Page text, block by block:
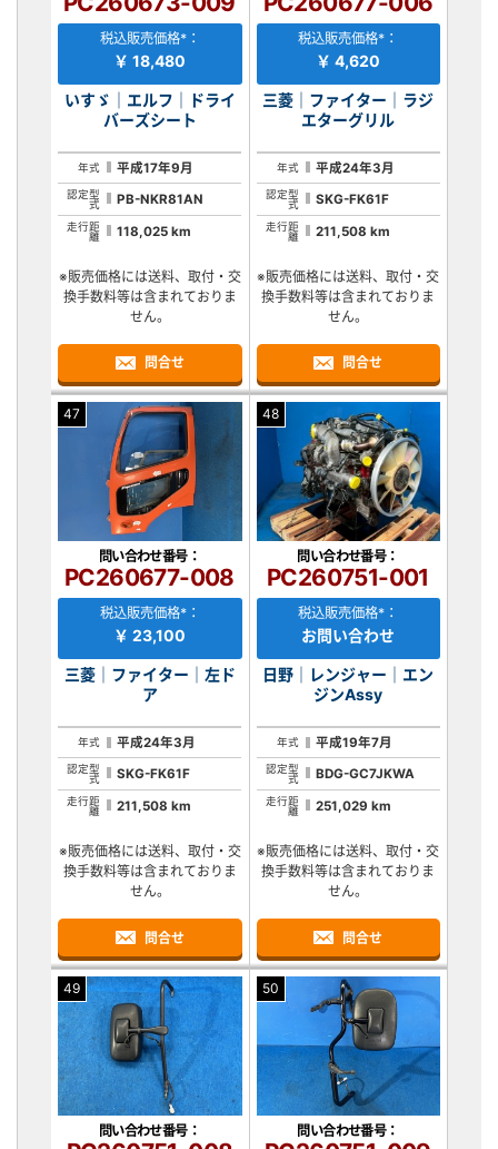
税込販売価格*：
￥ 18,480
いすゞ｜エルフ｜ドライ
バーズシート
年式 平成17年9月
認定型
式
PB-NKR81AN
走行距
離
118,025 km
※販売価格には送料、取付・交
換手数料等は含まれておりま
せん。
問合せ
税込販売価格*：
￥ 4,620
三菱｜ファイター｜ラジ
エターグリル
年式 平成24年3月
認定型
式
SKG-FK61F
走行距
離
211,508 km
※販売価格には送料、取付・交
換手数料等は含まれておりま
せん。
問合せ
47
問い合わせ番号：
PC260677-008
税込販売価格*：
￥ 23,100
三菱｜ファイター｜左ド
ア
年式 平成24年3月
認定型
式
SKG-FK61F
走行距
離
211,508 km
※販売価格には送料、取付・交
換手数料等は含まれておりま
せん。
問合せ
48
問い合わせ番号：
PC260751-001
税込販売価格*：
お問い合わせ
日野｜レンジャー｜エン
ジンAssy
年式 平成19年7月
認定型
式
BDG-GC7JKWA
走行距
離
251,029 km
※販売価格には送料、取付・交
換手数料等は含まれておりま
せん。
問合せ
49
問い合わせ番号：
50
問い合わせ番号：